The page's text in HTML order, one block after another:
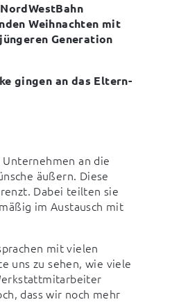
Weihnachten mit
Generation
gingen an das Eltern-
an die
äußern. Diese
Dabei teilten sie
im Austausch mit
mit vielen
uns zu sehen, wie viele
dass wir noch mehr